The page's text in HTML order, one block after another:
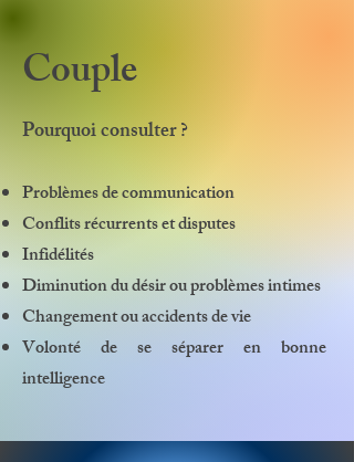
Couple
Pourquoi consulter ?
Problèmes de communication
Conflits récurrents et disputes
Infidélités
Diminution du désir ou problèmes intimes
Changement ou accidents de vie
Volonté de se séparer en bonne
intelligence